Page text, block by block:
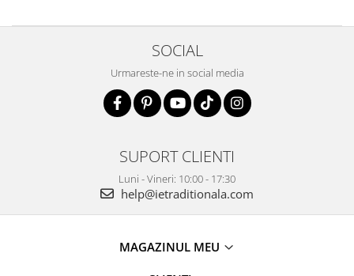
SOCIAL
Urmareste-ne in social media
SUPORT CLIENTI
Luni - Vineri: 10:00 - 17:30
help@ietraditionala.com
MAGAZINUL MEU